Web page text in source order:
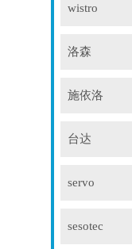
wistro
洛森
施依洛
台达
servo
sesotec